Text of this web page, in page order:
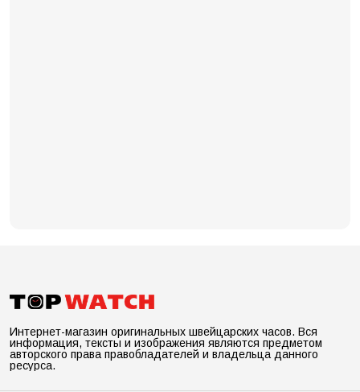
Интернет-магазин оригинальных швейцарских часов. Вся
информация, тексты и изображения являются предметом
авторского права правобладателей и владельца данного
ресурса.